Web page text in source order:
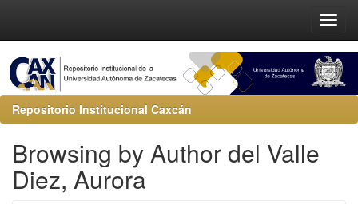
Repositorio Institucional Caxcán
Browsing by Author del Valle
Diez, Aurora